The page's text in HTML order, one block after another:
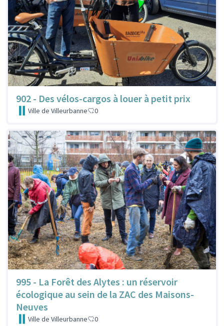
902 - Des vélos-cargos à louer à petit prix
Ville de Villeurbanne 0
995 - La Forêt des Alytes : un réservoir
écologique au sein de la ZAC des Maisons-
Neuves
Ville de Villeurbanne 0